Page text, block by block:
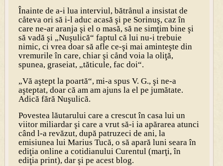
Înainte de a-i lua interviul, bătrånul a insistat de
cåteva ori să i-l aduc acasă şi pe Sorinuş, caz în
care ne-ar aranja şi el o masă, să ne simţim bine şi
să vadă şi „Nuşulică“ faptul că lui nu-i trebuie
nimic, ci vrea doar să afle ce-şi mai aminteşte din
vremurile în care, chiar şi cånd voia la oliţă,
spunea, graseiat, „tăticule, fac doi“.
„Vă aştept la poartă“, mi-a spus V. G., şi ne-a
aşteptat, doar că am am ajuns la el pe jumătate.
Adică fără Nuşulică.
Povestea lăutarului care a crescut în casa lui un
viitor miliardar şi care a vrut să-i ia apărarea atunci
când l-a revăzut, după patruzeci de ani, la
emisiunea lui Marius Tucă, o să apară luni seara în
ediţia online a cotidianului Curentul (marţi, în
ediţia print), dar şi pe acest blog.